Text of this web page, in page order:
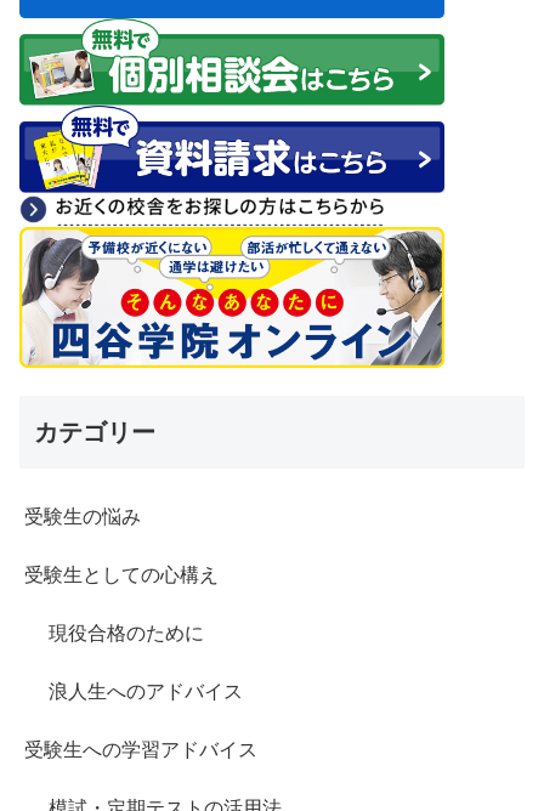
カテゴリー
受験生の悩み
受験生としての心構え
現役合格のために
浪人生へのアドバイス
受験生への学習アドバイス